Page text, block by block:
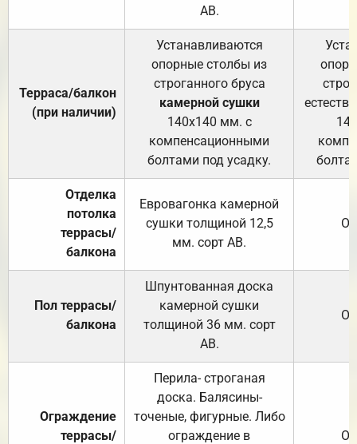
АВ.
Терраса/балкон
(при наличии)
Устанавливаются
опорные столбы из
строганного бруса
камерной сушки
140х140 мм. с
компенсационными
болтами под усадку.
Отделка
потолка
террасы/
балкона
Евровагонка камерной
сушки толщиной 12,5
мм. сорт АВ.
Пол террасы/
балкона
Шпунтованная доска
камерной сушки
толщиной 36 мм. сорт
АВ.
Ограждение
террасы/
Перила- строганая
доска. Балясины-
точеные, фигурные. Либо
ограждение в